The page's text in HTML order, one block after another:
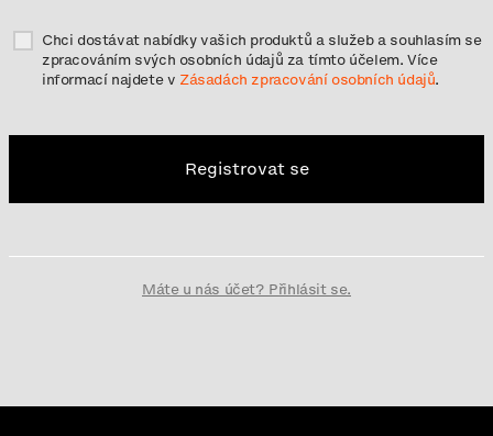
Chci dostávat nabídky vašich produktů a služeb a souhlasím se
zpracováním svých osobních údajů za tímto účelem. Více
informací najdete v Zásadách zpracování osobních údajů.
Registrovat se
Máte u nás účet? Přihlásit se.